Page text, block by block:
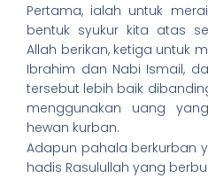
Pertama, ialah untuk
bentuk syukur kita atas
Allah berikan, ketiga untuk
Ibrahim dan Nabi Ismail,
tersebut lebih baik
menggunakan uang
hewan kurban.
Adapun pahala berkurban
hadis Rasulullah yang